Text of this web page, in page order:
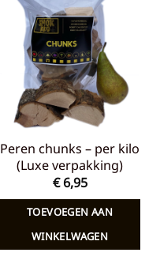
Toevoegen
aan
verlanglijst
Peren chunks – per kilo
(Luxe verpakking)
€6,95
TOEVOEGEN AAN
WINKELWAGEN